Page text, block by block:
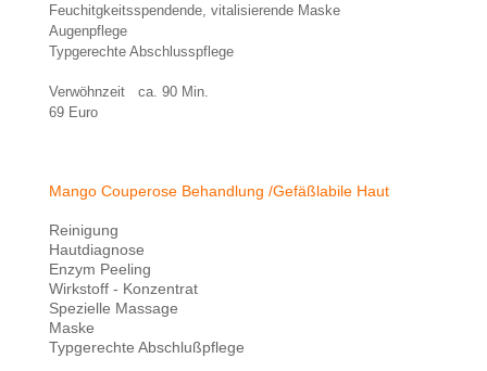
Feuchitgkeitsspendende, vitalisierende Maske
Augenpflege
Typgerechte Abschlusspflege
Verwöhnzeit ca. 90 Min.
69 Euro
Mango Couperose Behandlung /Gefäßlabile Haut
Reinigung
Hautdiagnose
Enzym Peeling
Wirkstoff - Konzentrat
Spezielle Massage
Maske
Typgerechte Abschlußpflege